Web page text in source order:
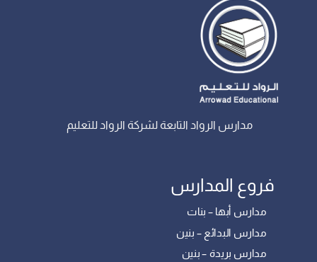
مدارس الرواد التابعة لشركة الرواد للتعليم
فروع المدارس
مدارس أبها – بنات
مدارس البدائع – بنين
مدارس بريدة – بنين